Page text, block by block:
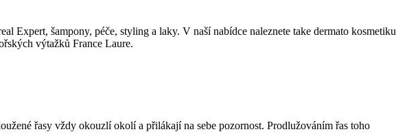
Expert, šampony, péče, styling a laky. V naší nabídce naleznete take dermato kosmetiku
výtažků France Laure.
řasy vždy okouzlí okolí a přilákají na sebe pozornost. Prodlužováním řas toho